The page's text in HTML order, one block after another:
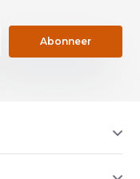
Abonneer